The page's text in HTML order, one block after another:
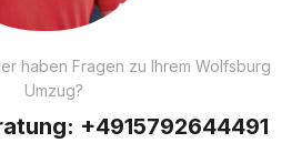
haben Fragen zu Ihrem Wolfsburg
Umzug?
+4915792644491